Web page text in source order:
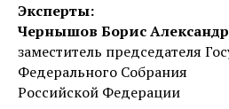
Эксперты:
Чернышов Борис
заместитель председателя
Федерального Собрания
Российской Федерации